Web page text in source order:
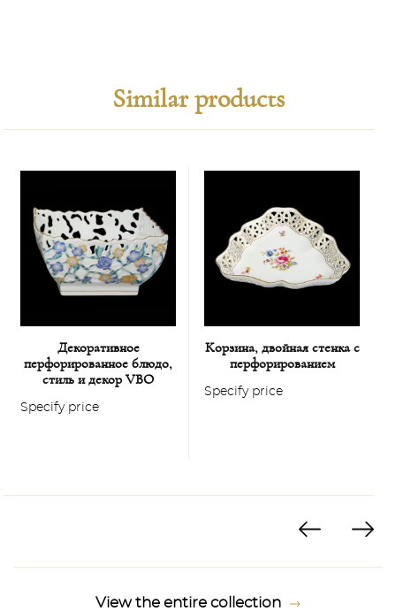
Similar products
Декоративное
перфорированное блюдо,
стиль и декор VBO
Specify price
Корзина, двойная стенка с
перфорированием
Specify price
View the entire collection